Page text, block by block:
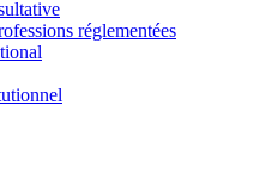
réglementées